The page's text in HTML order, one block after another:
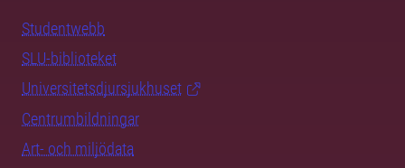
Studentwebb
SLU-biblioteket
Universitetsdjursjukhuset
Centrumbildningar
Art- och miljödata